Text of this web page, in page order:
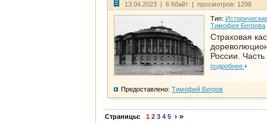
13.04.2023 | 6 Кбайт | просмотров: 1298
Тип:
Тимофея Бегрова
Страховая
России. Часть
подробнее
Предоставлено: Тимофей Бегров
Страницы: 1 2 3 4 5